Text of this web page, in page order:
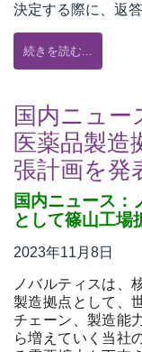
決定する際に、返
続きを読む...
国内ニュ
医薬品製造
張計画を発
国内ニュース：
として篠山工場
2023年11月8日
ノバルティスは、
製造拠点として、
チェーン、製造能
ら増えていく当社